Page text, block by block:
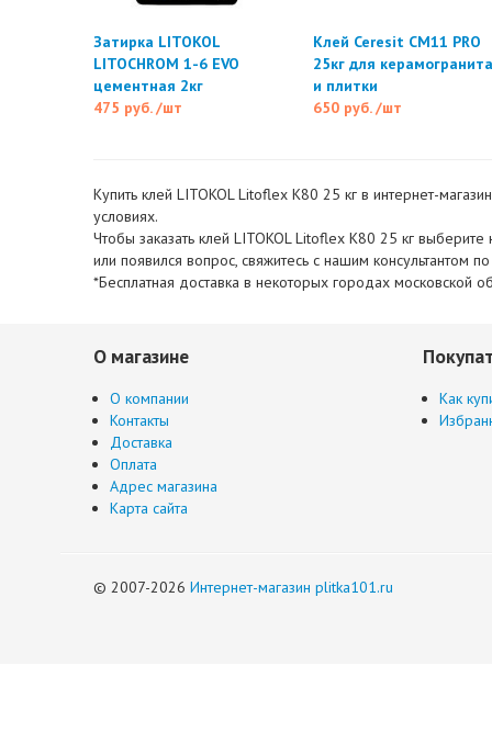
Затирка LITOKOL
LITOCHROM 1-6 EVO
цементная 2кг
475 руб./шт
Клей Ceresit CM11 PRO
25кг для керамогранита
и плитки
650 руб./шт
Купить клей LITOKOL Litoflex К80 25 кг в интернет-
условиях.
Чтобы заказать клей LITOKOL Litoflex К80 25 кг
или появился вопрос, свяжитесь с нашим консультантом
*Бесплатная доставка в некоторых городах московской
О магазине
О компании
Контакты
Доставка
Оплата
Адрес магазина
Карта сайта
Как
© 2007-2026 Интернет-магазин plitka101.ru